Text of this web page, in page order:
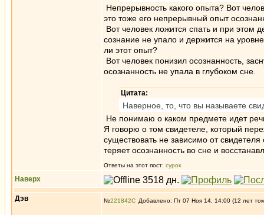
Непрерывность какого опыта? Вот
это тоже его непрерывный опыт
Вот человек ложится спать и при этом
сознание не упало и держится на
ли этот опыт?
Вот человек понизил осознанность,
осознанность не упала в глубоком сне.
Цитата:
Наверное, то, что вы называете
Не понимаю о каком предмете идет
Я говорю о том свидетеле, который
существовать не зависимо от
теряет осознанность во сне и
Ответы на этот пост: сурок
Наверх
Дэв №221842 Добавлено: Пт 07 Ноя 14, 14:00 (12 лет